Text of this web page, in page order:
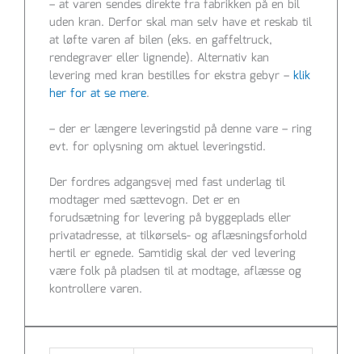
– at varen sendes direkte fra fabrikken på en bil
uden kran. Derfor skal man selv have et reskab til
at løfte varen af bilen (eks. en gaffeltruck,
rendegraver eller lignende). Alternativ kan
levering med kran bestilles for ekstra gebyr – klik
her for at se mere.
– der er længere leveringstid på denne vare – ring
evt. for oplysning om aktuel leveringstid.
Der fordres adgangsvej med fast underlag til
modtager med sættevogn. Det er en
forudsætning for levering på byggeplads eller
privatadresse, at tilkørsels- og aflæsningsforhold
hertil er egnede. Samtidig skal der ved levering
være folk på pladsen til at modtage, aflæsse og
kontrollere varen.